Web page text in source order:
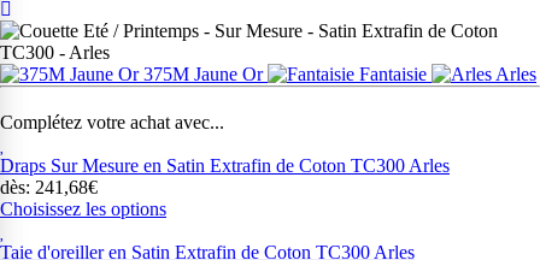
375M Jaune Or Fantaisie Arles
Complétez votre achat avec...
Draps Sur Mesure en Satin Extrafin de Coton TC300 Arles
dès: 241,68€
Choisissez les options
Taie d'oreiller en Satin Extrafin de Coton TC300 Arles